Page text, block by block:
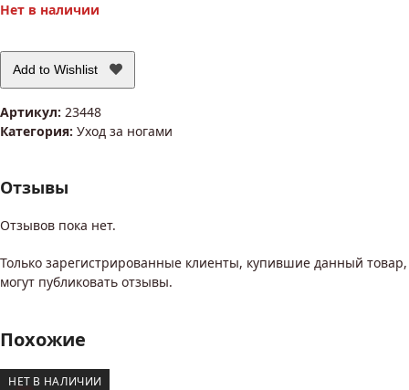
5
Нет в наличии
Add to Wishlist
Артикул: 23448
Категория: Уход за ногами
Отзывы
Отзывов пока нет.
Только зарегистрированные клиенты, купившие данный товар,
могут публиковать отзывы.
Похожие
НЕТ В НАЛИЧИИ